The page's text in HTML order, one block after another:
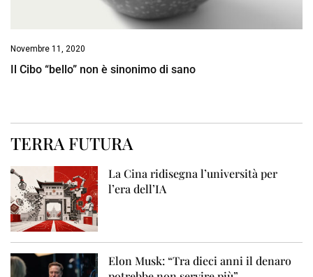
Novembre 11, 2020
Il Cibo “bello” non è sinonimo di sano
TERRA FUTURA
La Cina ridisegna l’università per
l’era dell’IA
Elon Musk: “Tra dieci anni il denaro